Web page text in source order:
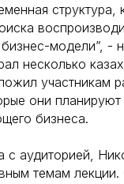
структура,
модели”, -
несколько
участникам
они планируют
бизнеса.
с аудиторией,
темам